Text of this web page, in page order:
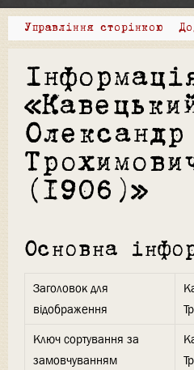
Управління сторінкою
Олександр
(1906)»
Основна
Заголовок для
відображення
Ключ сортування за
замовчуванням